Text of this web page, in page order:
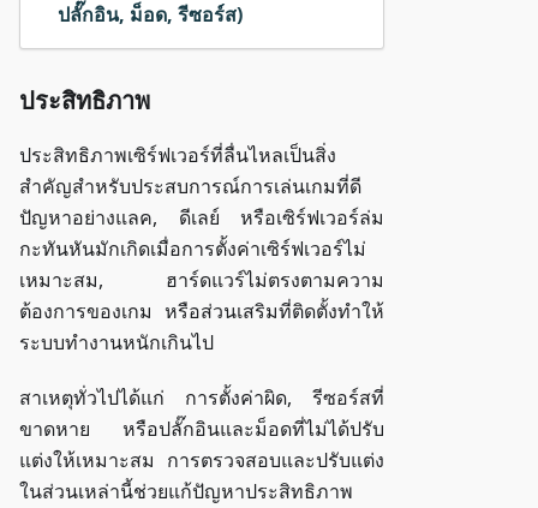
ปลั๊กอิน, ม็อด, รีซอร์ส)
ประสิทธิภาพ
ประสิทธิภาพเซิร์ฟเวอร์ที่ลื่นไหลเป็นสิ่ง
สำคัญสำหรับประสบการณ์การเล่นเกมที่ดี
ปัญหาอย่างแลค, ดีเลย์ หรือเซิร์ฟเวอร์ล่ม
กะทันหันมักเกิดเมื่อการตั้งค่าเซิร์ฟเวอร์ไม่
เหมาะสม, ฮาร์ดแวร์ไม่ตรงตามความ
ต้องการของเกม หรือส่วนเสริมที่ติดตั้งทำให้
ระบบทำงานหนักเกินไป
สาเหตุทั่วไปได้แก่ การตั้งค่าผิด, รีซอร์สที่
ขาดหาย หรือปลั๊กอินและม็อดที่ไม่ได้ปรับ
แต่งให้เหมาะสม การตรวจสอบและปรับแต่ง
ในส่วนเหล่านี้ช่วยแก้ปัญหาประสิทธิภาพ